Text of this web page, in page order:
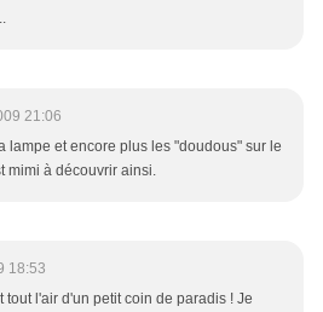
21:06
lampe et encore plus les "doudous" sur le
mimi à découvrir ainsi.
18:53
tout l'air d'un petit coin de paradis ! Je